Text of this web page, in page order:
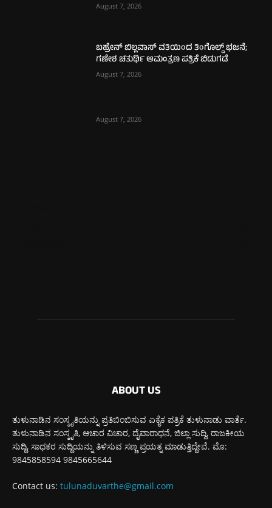
August 7, 2026
ಬಹ್ರೇನ್ ಬಿಲ್ಲವಾಸ್ ವತಿಯಿಂದ ತಿಂಗೊಲ್ಡ್ ಭಜನೆ;
ಗಣೇಶ ಚತುರ್ಥಿ ಆಮಂತ್ರಣ ಪತ್ರಿಕೆ ಬಿಡುಗಡೆ
August 7, 2026
August 7, 2026
ABOUT US
ತುಳುನಾಡಿನ ಸಂಸ್ಕೃತಿಯನ್ನು ಪ್ರತಿಬಿಂಬಿಸುವ ಏಕೈಕ ಪತ್ರಿಕೆ ತುಳುನಾಡು ವಾರ್ತೆ.
ತುಳುನಾಡಿನ ಸಂಸ್ಕೃತಿ, ಆಚಾರ ವಿಚಾರ, ದೈವಾರಾಧನೆ, ಜಿಲ್ಲಾ ಸುದ್ದಿ, ರಾಜಕೀಯ
ಸುದ್ದಿ, ಸಾಧಕರ ಸುದ್ದಿಯನ್ನು ತಿಳಿಸುವ ಸಣ್ಣ ಪ್ರಯತ್ನ ಮಾಡುತ್ತಿದ್ದೇವೆ. ಮೊ:
9845858594 9845665644
Contact us: tulunaduvarthe@gmail.com